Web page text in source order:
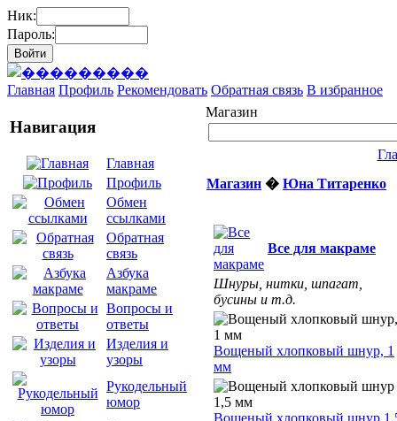
Ник:
Пароль:
Главная Профиль Рекомендовать Обратная связь В избранное
Навигация
Главная
Профиль
Обмен
ссылками
Обратная
связь
Азбука
макраме
Вопросы и
ответы
Изделия и
узоры
Рукодельный
юмор
Магазин
Магазин � Юна Титаренко
Все для макраме
Шнуры, нитки, шпагат,
бусины и т.д.
Вощеный хлопковый шнур, 1
мм
Вощеный хлопковый шнур